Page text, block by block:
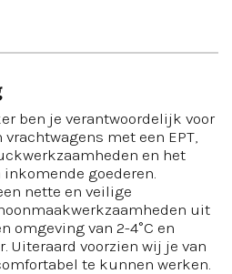
ben je verantwoordelijk voor
met een EPT,
en het
goederen.
nette en veilige
uit
omgeving van 2-4°C en
Uiteraard voorzien wij je van
te kunnen werken.